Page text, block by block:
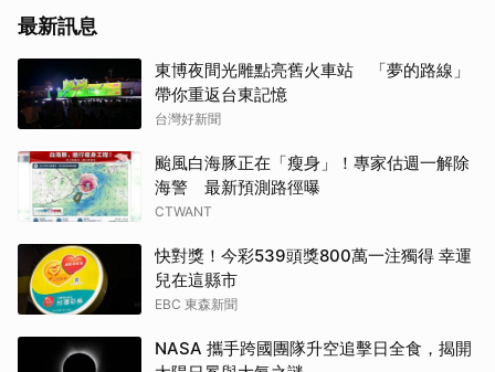
最新訊息
東博夜間光雕點亮舊火車站 「夢的路線」
帶你重返台東記憶
台灣好新聞
颱風白海豚正在「瘦身」！專家估週一解除
海警 最新預測路徑曝
CTWANT
快對獎！今彩539頭獎800萬一注獨得 幸運
兒在這縣市
EBC 東森新聞
NASA 攜手跨國團隊升空追擊日全食，揭開